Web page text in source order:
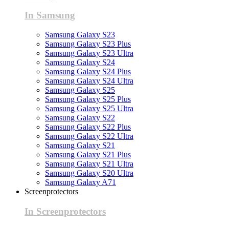
In Samsung
Samsung Galaxy S23
Samsung Galaxy S23 Plus
Samsung Galaxy S23 Ultra
Samsung Galaxy S24
Samsung Galaxy S24 Plus
Samsung Galaxy S24 Ultra
Samsung Galaxy S25
Samsung Galaxy S25 Plus
Samsung Galaxy S25 Ultra
Samsung Galaxy S22
Samsung Galaxy S22 Plus
Samsung Galaxy S22 Ultra
Samsung Galaxy S21
Samsung Galaxy S21 Plus
Samsung Galaxy S21 Ultra
Samsung Galaxy S20 Ultra
Samsung Galaxy A71
Screenprotectors
In Screenprotectors